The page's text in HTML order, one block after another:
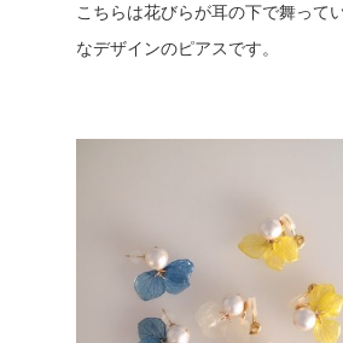
こちらは花びらが耳の下で舞って
なデザインのピアスです。